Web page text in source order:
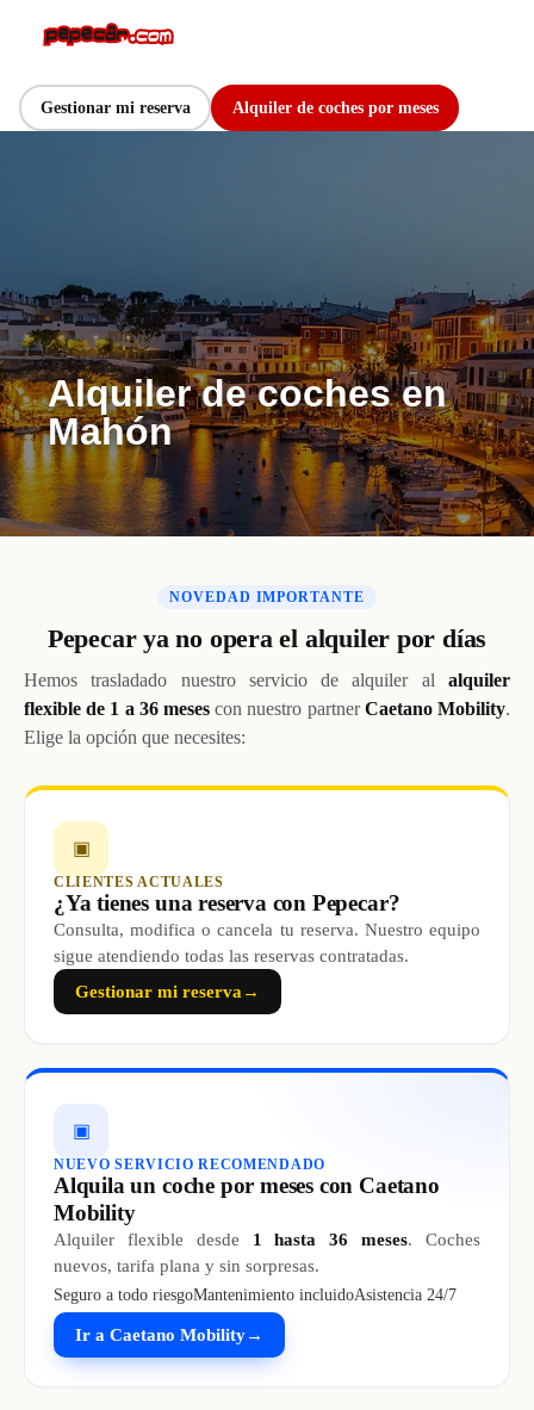
Gestionar mi reserva Alquiler de coches por meses
Alquiler de coches en
Mahón
NOVEDAD IMPORTANTE
Pepecar ya no opera el alquiler por días
Hemos trasladado nuestro servicio de alquiler al alquiler
flexible de 1 a 36 meses con nuestro partnerCaetano Mobility.
Elige la opción que necesites:
▣
CLIENTES ACTUALES
¿Ya tienes una reserva con Pepecar?
Consulta, modifica o cancela tu reserva. Nuestro equipo
sigue atendiendo todas las reservas contratadas.
Gestionar mi reserva →
▣
NUEVO SERVICIO RECOMENDADO
Alquila un coche por meses con Caetano
Mobility
Alquiler flexible desde 1 hasta 36 meses. Coches
nuevos, tarifa plana y sin sorpresas.
Seguro a todo riesgoMantenimiento incluidoAsistencia 24/7
Ir a Caetano Mobility→